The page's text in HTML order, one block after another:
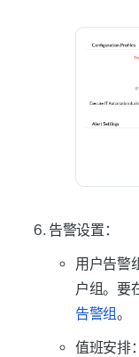
告警设置：
用户告警
户组。要
告警组。
值班安排